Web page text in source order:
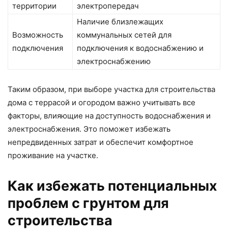
территории
электропередач
Возможность
подключения
Наличие близлежащих
коммунальных сетей для
подключения к водоснабжению и
электроснабжению
Таким образом, при выборе участка для строительства
дома с террасой и огородом важно учитывать все
факторы, влияющие на доступность водоснабжения и
электроснабжения. Это поможет избежать
непредвиденных затрат и обеспечит комфортное
проживание на участке.
Как избежать потенциальных
проблем с грунтом для
строительства